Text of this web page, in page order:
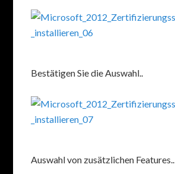
Bestätigen Sie die Auswahl..
Auswahl von zusätzlichen Features..